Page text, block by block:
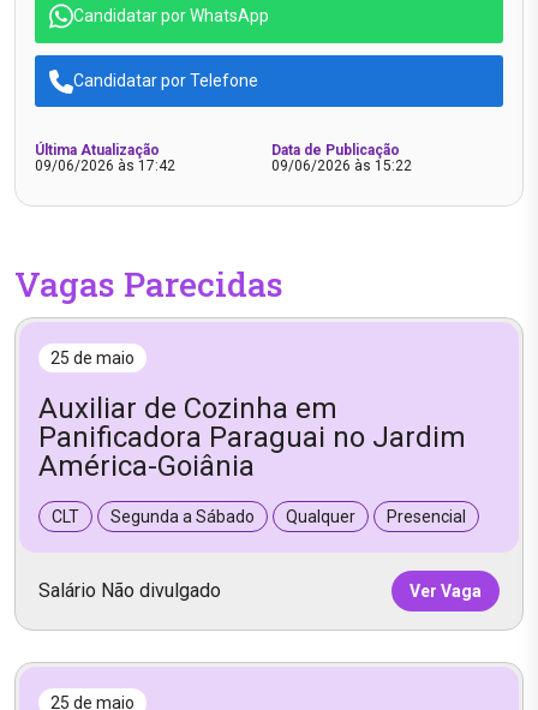
Candidatar por WhatsApp
Candidatar por Telefone
Última Atualização
09/06/2026 às 17:42
Data de Publicação
09/06/2026 às 15:22
Vagas Parecidas
25 de maio
Auxiliar de Cozinha em
Panificadora Paraguai no Jardim
América-Goiânia
CLT Segunda a Sábado Qualquer Presencial
Salário Não divulgado Ver Vaga
25 de maio